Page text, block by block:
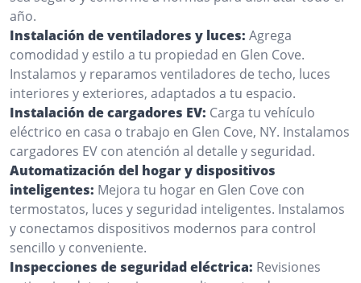
año.
Instalación de ventiladores y luces: Agrega
comodidad y estilo a tu propiedad en Glen Cove.
Instalamos y reparamos ventiladores de techo, luces
interiores y exteriores, adaptados a tu espacio.
Instalación de cargadores EV: Carga tu vehículo
eléctrico en casa o trabajo en Glen Cove, NY. Instalamos
cargadores EV con atención al detalle y seguridad.
Automatización del hogar y dispositivos
inteligentes: Mejora tu hogar en Glen Cove con
termostatos, luces y seguridad inteligentes. Instalamos
y conectamos dispositivos modernos para control
sencillo y conveniente.
Inspecciones de seguridad eléctrica: Revisiones